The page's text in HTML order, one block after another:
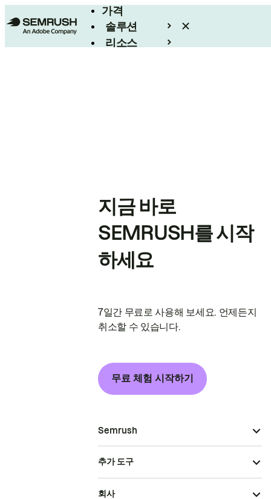
가격
솔루션
리소스
지금 바로
SEMRUSH를 시작
하세요
7일간 무료로 사용해 보세요. 언제든지
취소할 수 있습니다.
무료 체험 시작하기
Semrush
추가 도구
회사